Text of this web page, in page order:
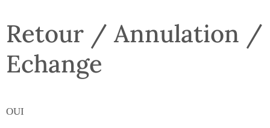
Retour / Annulation /
Echange
OUI